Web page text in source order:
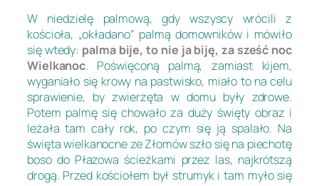
W niedzielę palmową, gdy wszyscy wrócili z
kościoła, „okładano” palmą domowników i mówiło
się wtedy: palma bije, to nie ja biję, za sześć noc
Wielkanoc. Poświęconą palmą, zamiast kijem,
wyganiało się krowy na pastwisko, miało to na celu
sprawienie, by zwierzęta w domu były zdrowe.
Potem palmę się chowało za duży święty obraz i
leżała tam cały rok, po czym się ją spalało. Na
święta wielkanocne ze Złomów szło się na piechotę
boso do Płazowa ścieżkami przez las, najkrótszą
drogą. Przed kościołem był strumyk i tam myło się